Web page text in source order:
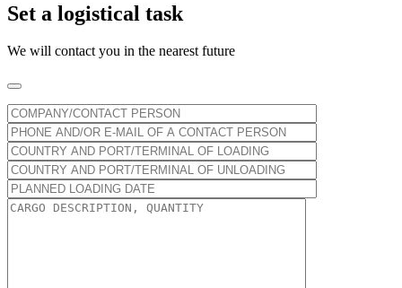
Set a logistical task
We will contact you in the nearest future